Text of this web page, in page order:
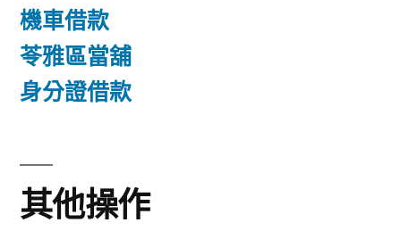
機車借款
苓雅區當舖
身分證借款
其他操作